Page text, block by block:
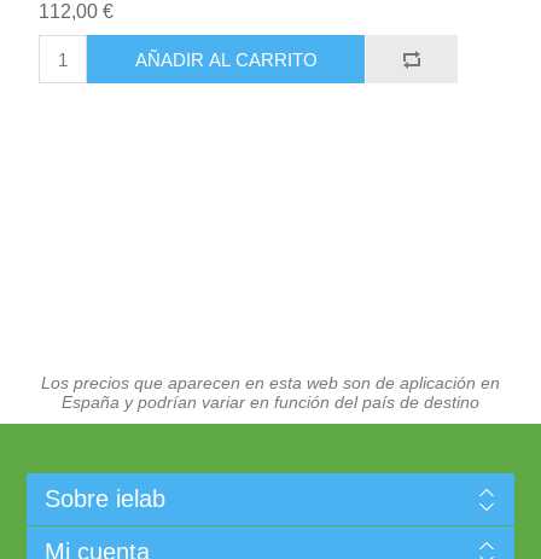
112,00 €
AÑADIR AL CARRITO
Los precios que aparecen en esta web son de aplicación en
España y podrían variar en función del país de destino
Sobre ielab
Mi cuenta